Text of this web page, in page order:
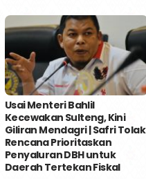
Usai Menteri Bahlil
Kecewakan Sulteng, Kini
Giliran Mendagri | Safri Tolak
Rencana Prioritaskan
Penyaluran DBH untuk
Daerah Tertekan Fiskal